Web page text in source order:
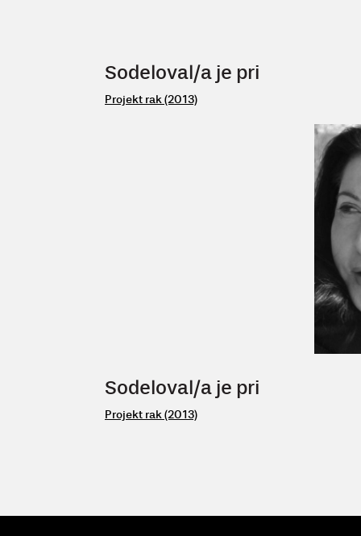
Sodeloval/a je pri
Projekt rak (2013)
Sodeloval/a je pri
Projekt rak (2013)